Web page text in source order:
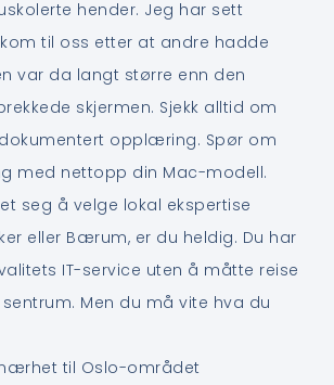
hender. Jeg har sett
til oss etter at andre hadde
var da langt større enn den
skjermen. Sjekk alltid om
opplæring. Spør om
med nettopp din Mac-modell.
seg å velge lokal ekspertise
eller Bærum, er du heldig. Du har
IT-service uten å måtte reise
Men du må vite hva du
til Oslo-området